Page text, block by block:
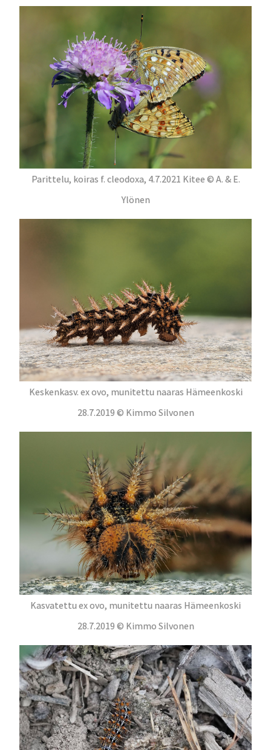
Parittelu, koiras f. cleodoxa, 4.7.2021 Kitee © A. & E.
Ylönen
Keskenkasv. ex ovo, munitettu naaras Hämeenkoski
28.7.2019 © Kimmo Silvonen
Kasvatettu ex ovo, munitettu naaras Hämeenkoski
28.7.2019 © Kimmo Silvonen